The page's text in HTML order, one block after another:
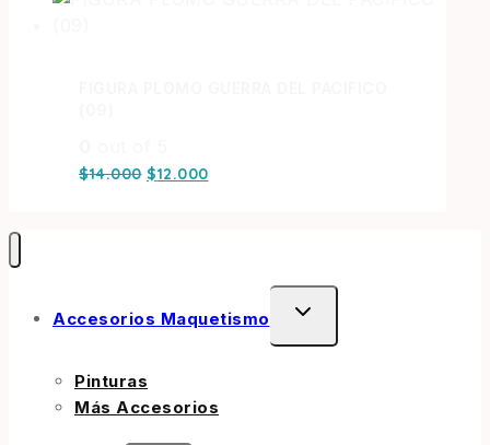
$14.000 $12.000
Accesorios Maquetismo
Pinturas
Más Accesorios